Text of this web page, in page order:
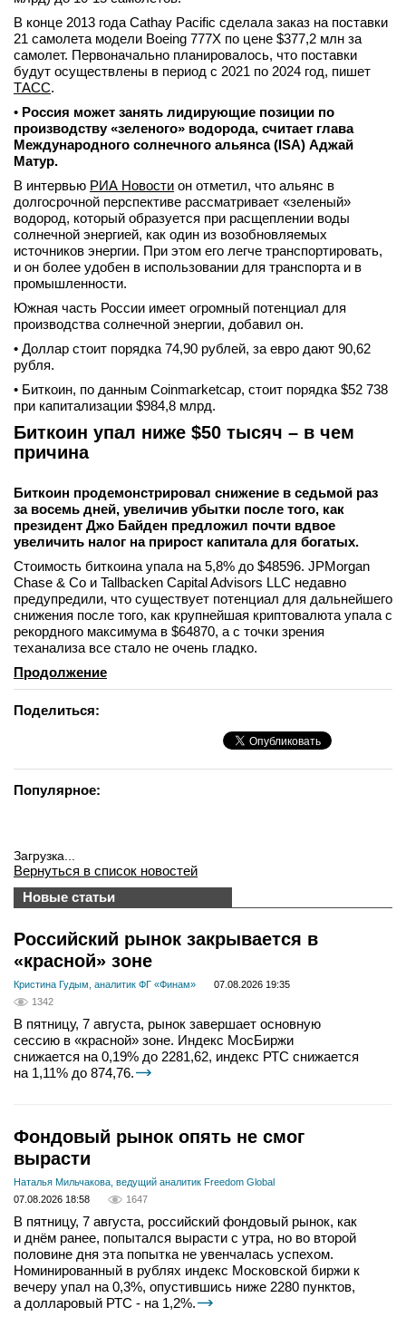
В конце 2013 года Cathay Pacific сделала заказ на поставки
21 самолета модели Boeing 777X по цене $377,2 млн за
самолет. Первоначально планировалось, что поставки
будут осуществлены в период с 2021 по 2024 год, пишет
ТАСС.
• Россия может занять лидирующие позиции по
производству «зеленого» водорода, считает глава
Международного солнечного альянса (ISA) Аджай
Матур.
В интервью РИА Новости он отметил, что альянс в
долгосрочной перспективе рассматривает «зеленый»
водород, который образуется при расщеплении воды
солнечной энергией, как один из возобновляемых
источников энергии. При этом его легче транспортировать,
и он более удобен в использовании для транспорта и в
промышленности.
Южная часть России имеет огромный потенциал для
производства солнечной энергии, добавил он.
• Доллар стоит порядка 74,90 рублей, за евро дают 90,62
рубля.
• Биткоин, по данным Coinmarketcap, стоит порядка $52 738
при капитализации $984,8 млрд.
Биткоин упал ниже $50 тысяч – в чем
причина
Биткоин продемонстрировал снижение в седьмой раз
за восемь дней, увеличив убытки после того, как
президент Джо Байден предложил почти вдвое
увеличить налог на прирост капитала для богатых.
Стоимость биткоина упала на 5,8% до $48596. JPMorgan
Chase & Co и Tallbacken Capital Advisors LLC недавно
предупредили, что существует потенциал для дальнейшего
снижения после того, как крупнейшая криптовалюта упала с
рекордного максимума в $64870, а с точки зрения
теханализа все стало не очень гладко.
Продолжение
Поделиться:
Популярное:
Загрузка...
Вернуться в список новостей
Новые статьи
Российский рынок закрывается в
«красной» зоне
Кристина Гудым, аналитик ФГ «Финам»
07.08.2026 19:35
1342
В пятницу, 7 августа, рынок завершает основную
сессию в «красной» зоне. Индекс МосБиржи
снижается на 0,19% до 2281,62, индекс РТС снижается
на 1,11% до 874,76.
Фондовый рынок опять не смог
вырасти
Наталья Мильчакова, ведущий аналитик Freedom Global
07.08.2026 18:58
1647
В пятницу, 7 августа, российский фондовый рынок, как
и днём ранее, попытался вырасти с утра, но во второй
половине дня эта попытка не увенчалась успехом.
Номинированный в рублях индекс Московской биржи к
вечеру упал на 0,3%, опустившись ниже 2280 пунктов,
а долларовый РТС - на 1,2%.